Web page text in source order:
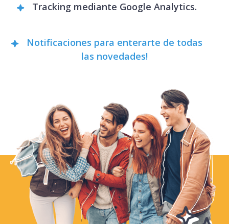
Tracking mediante Google Analytics.
Notificaciones para enterarte de todas
las novedades!